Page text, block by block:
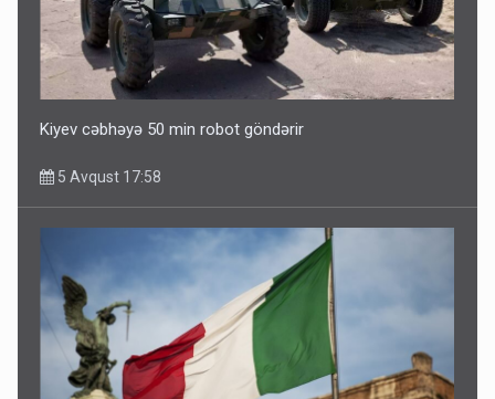
Kiyev cəbhəyə 50 min robot göndərir
5 Avqust 17:58